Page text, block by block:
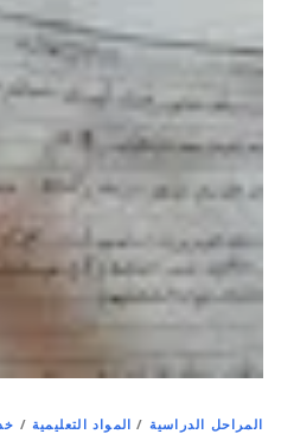
المراحل الدراسية / المواد التعليمية /